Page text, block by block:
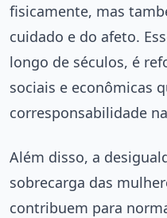
fisicamente, mas
cuidado e do afeto.
longo de séculos, é
sociais e econômicas
corresponsabilidade
Além disso, a
sobrecarga das
contribuem para